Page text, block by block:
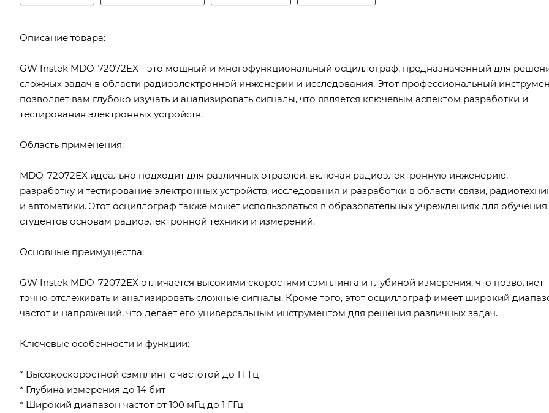
Описание товара:
GW Instek MDO-72072EX - это мощный и многофункциональный осциллограф, предназначенный для
сложных задач в области радиоэлектронной инженерии и исследования. Этот профессиональный
позволяет вам глубоко изучать и анализировать сигналы, что является ключевым аспектом разработки и
тестирования электронных устройств.
Область применения:
МDO-72072EX идеально подходит для различных отраслей, включая радиоэлектронную инженерию,
разработку и тестирование электронных устройств, исследования и разработки в области связи,
и автоматики. Этот осциллограф также может использоваться в образовательных учреждениях для обучения
студентов основам радиоэлектронной техники и измерений.
Основные преимущества:
GW Instek MDO-72072EX отличается высокими скоростями сэмплинга и глубиной измерения, что позволяет
точно отслеживать и анализировать сложные сигналы. Кроме того, этот осциллограф имеет широкий
частот и напряжений, что делает его универсальным инструментом для решения различных задач.
Ключевые особенности и функции:
* Высокоскоростной сэмплинг с частотой до 1 ГГц
* Глубина измерения до 14 бит
* Широкий диапазон частот от 100 мГц до 1 ГГц